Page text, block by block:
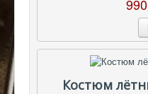
Костюм